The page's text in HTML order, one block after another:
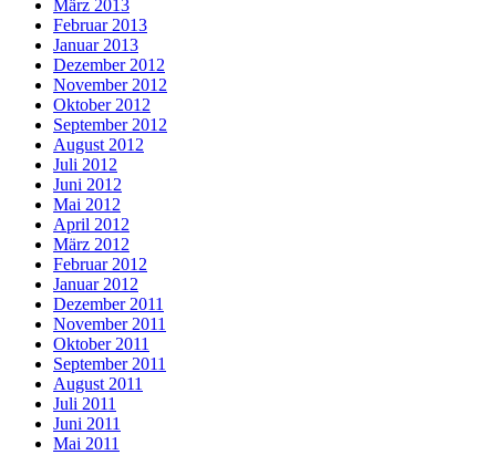
März 2013
Februar 2013
Januar 2013
Dezember 2012
November 2012
Oktober 2012
September 2012
August 2012
Juli 2012
Juni 2012
Mai 2012
April 2012
März 2012
Februar 2012
Januar 2012
Dezember 2011
November 2011
Oktober 2011
September 2011
August 2011
Juli 2011
Juni 2011
Mai 2011